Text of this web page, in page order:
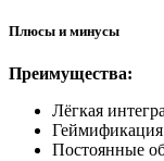
Плюсы и минусы
Преимущества:
Лёгкая
Постоянные